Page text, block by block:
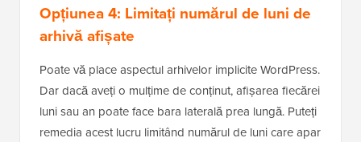
Opțiunea 4: Limitați numărul de luni de
arhivă afișate
Poate vă place aspectul arhivelor implicite WordPress.
Dar dacă aveți o mulțime de conținut, afișarea fiecărei
luni sau an poate face bara laterală prea lungă. Puteți
remedia acest lucru limitând numărul de luni care apar